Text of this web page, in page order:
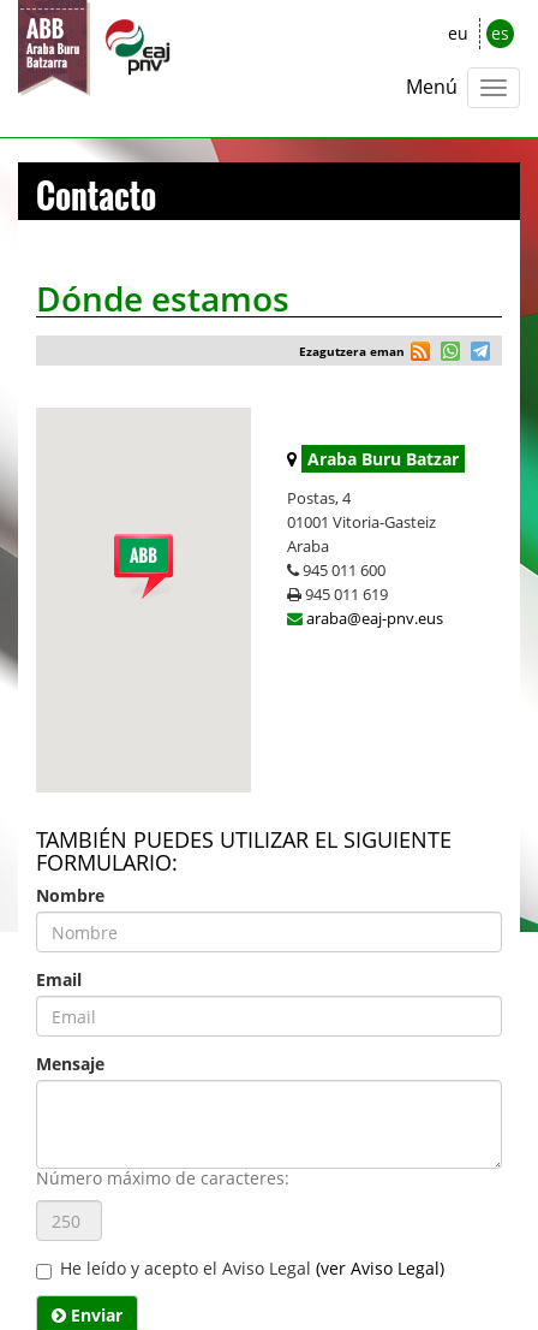
eu es
Menú
Contacto
Dónde estamos
Ezagutzera eman
Araba Buru Batzar
Postas, 4
01001 Vitoria-Gasteiz
Araba
945 011 600
945 011 619
araba@eaj-pnv.eus
TAMBIÉN PUEDES UTILIZAR EL SIGUIENTE
FORMULARIO:
Nombre
Email
Mensaje
Número máximo de caracteres:
He leído y acepto el Aviso Legal (ver Aviso Legal)
Enviar